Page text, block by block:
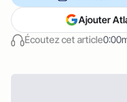
Écoutez cet article
Ajouter